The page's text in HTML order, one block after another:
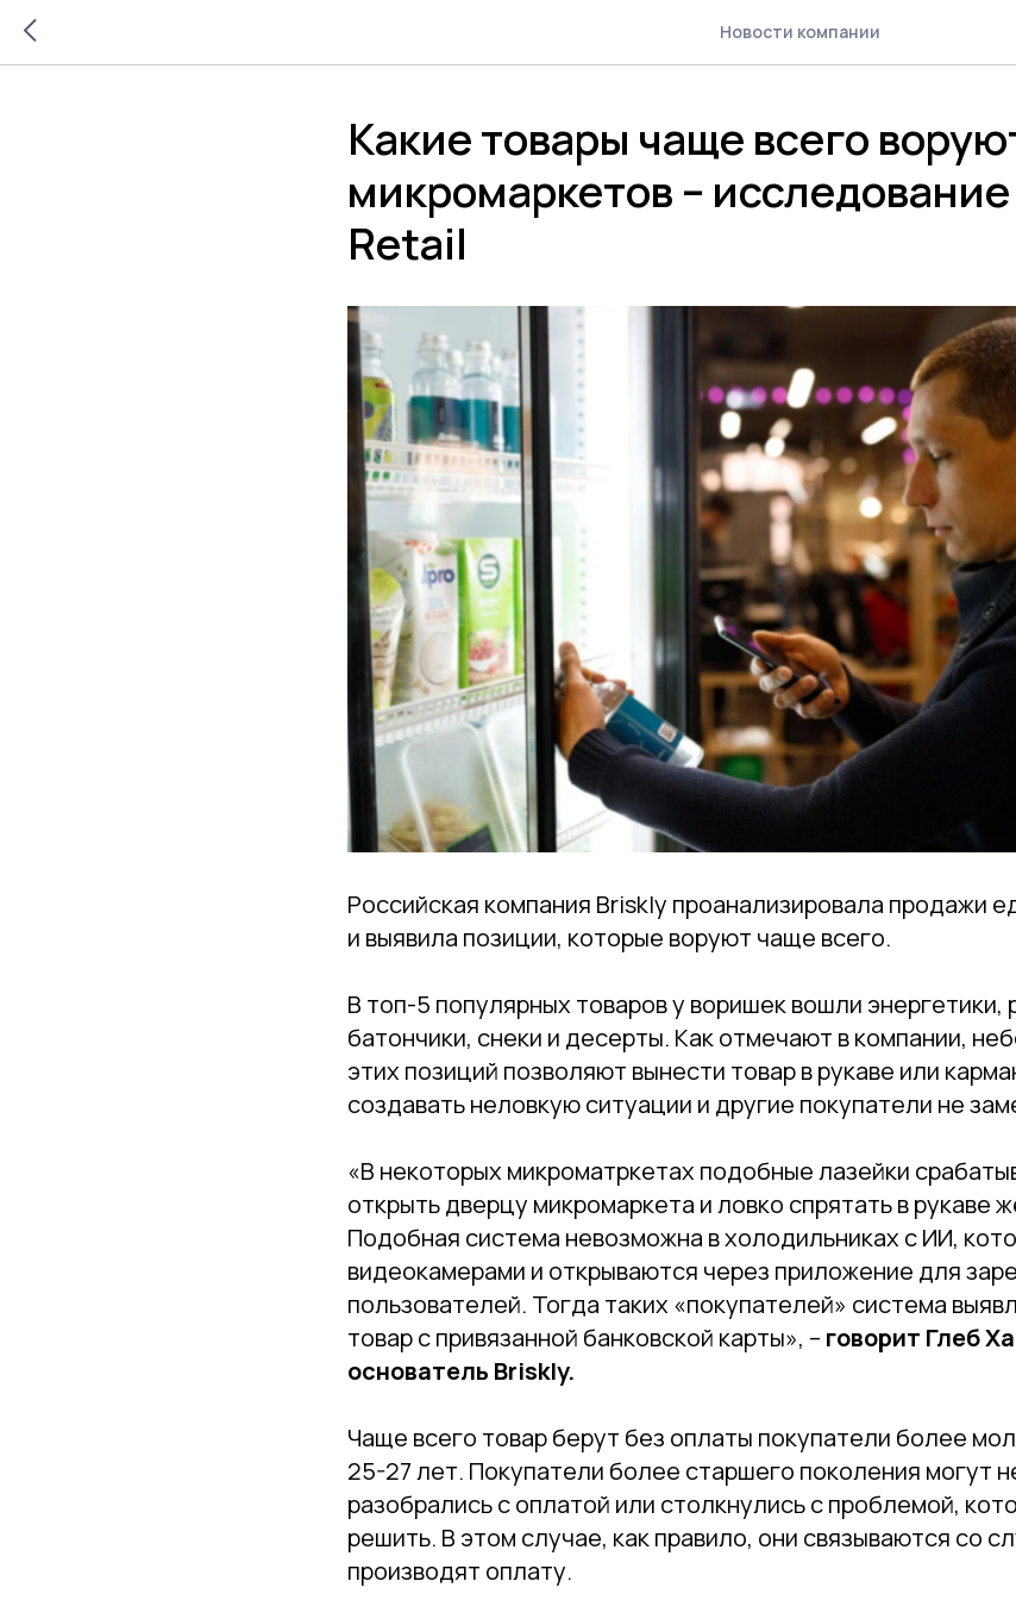
Новости компании
Какие товары чаще всего
микромаркетов –
Retail
Российская компания Briskly проанализировала продажи
и выявила позиции, которые воруют чаще всего.
В топ-5 популярных товаров у воришек вошли
батончики, снеки и десерты. Как отмечают в компании,
этих позиций позволяют вынести товар в рукаве или
создавать неловкую ситуации и другие покупатели не
«В некоторых микроматркетах подобные лазейки
открыть дверцу микромаркета и ловко спрятать в рукаве
Подобная система невозможна в холодильниках с ИИ,
видеокамерами и открываются через приложение для
пользователей. Тогда таких «покупателей» система
товар с привязанной банковской карты», – говорит Глеб
основатель Briskly.
Чаще всего товар берут без оплаты покупатели более
25-27 лет. Покупатели более старшего поколения могут
разобрались с оплатой или столкнулись с проблемой,
решить. В этом случае, как правило, они связываются со
производят оплату.